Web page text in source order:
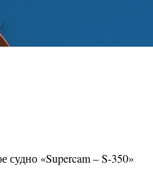
судно «Supercam – S-350»